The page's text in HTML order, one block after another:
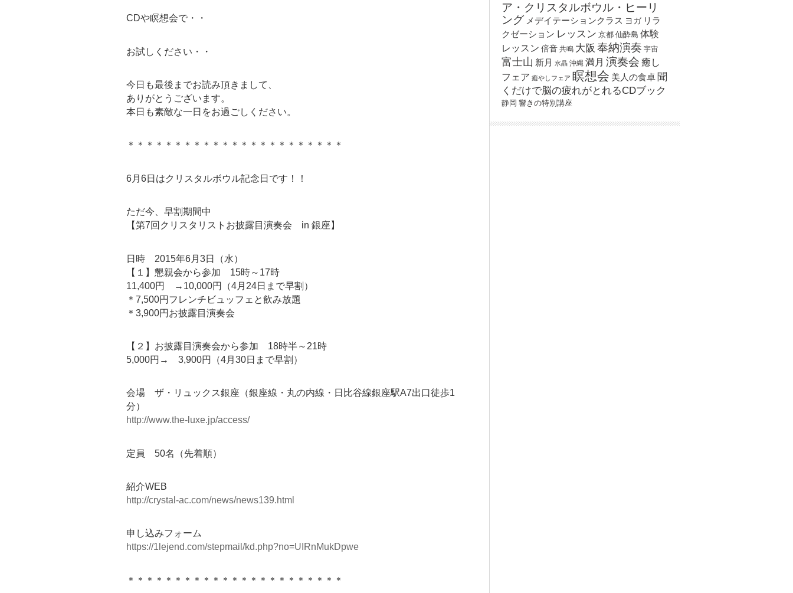
CDや瞑想会で・・
お試しください・・
今日も最後までお読み頂きまして、
ありがとうございます。
本日も素敵な一日をお過ごしください。
＊＊＊＊＊＊＊＊＊＊＊＊＊＊＊＊＊＊＊＊＊＊＊
6月6日はクリスタルボウル記念日です！！
ただ今、早割期間中
【第7回クリスタリストお披露目演奏会 in 銀座】
日時 2015年6月3日（水）
【１】懇親会から参加 15時～17時
11,400円 →10,000円（4月24日まで早割）
＊7,500円フレンチビュッフェと飲み放題
＊3,900円お披露目演奏会
【２】お披露目演奏会から参加 18時半～21時
5,000円→ 3,900円（4月30日まで早割）
会場 ザ・リュックス銀座（銀座線・丸の内線・日比谷線銀座駅A7出口徒歩1
分）
http://www.the-luxe.jp/access/
定員 50名（先着順）
紹介WEB
http://crystal-ac.com/news/news139.html
申し込みフォーム
https://1lejend.com/stepmail/kd.php?no=UIRnMukDpwe
＊＊＊＊＊＊＊＊＊＊＊＊＊＊＊＊＊＊＊＊＊＊＊
ア・クリスタルボウル・ヒーリ
ング メデイテーションクラス ヨガ リラ
クゼーション レッスン 京都 仙酔島 体験
レッスン 倍音 共鳴 大阪 奉納演奏 宇宙
富士山 新月 水晶 沖縄 満月 演奏会 癒し
フェア 癒やしフェア 瞑想会 美人の食卓 聞
くだけで脳の疲れがとれるCDブック
静岡 響きの特別講座